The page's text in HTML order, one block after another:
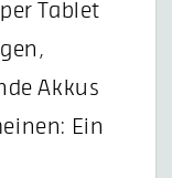
Tablet
Akkus
Ein